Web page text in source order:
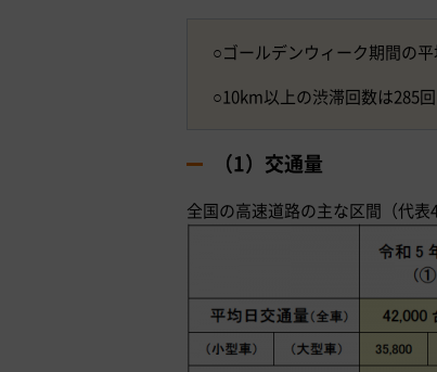
○ゴールデンウィーク期間の
○10km以上の渋滞回数は285
（1）交通量
全国の高速道路の主な区間（代表